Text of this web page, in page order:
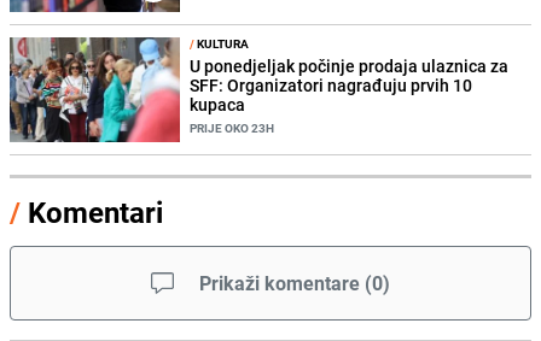
/KULTURA
U ponedjeljak počinje prodaja ulaznica za
SFF: Organizatori nagrađuju prvih 10
kupaca
PRIJE OKO 23H
/ Komentari
Prikaži komentare (0)